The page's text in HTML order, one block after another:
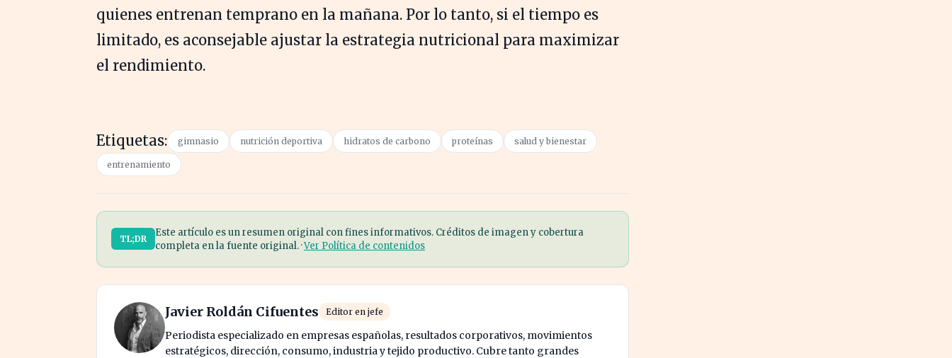
quienes entrenan temprano en la mañana. Por lo tanto, si el tiempo es
limitado, es aconsejable ajustar la estrategia nutricional para maximizar
el rendimiento.
Etiquetas: gimnasio nutrición deportiva hidratos de carbono proteínas salud y bienestar
entrenamiento
TL;DR
Este artículo es un resumen original con fines informativos. Créditos de imagen y cobertura
completa en la fuente original. ·Ver Política de contenidos
Javier Roldán Cifuentes Editor en jefe
Periodista especializado en empresas españolas, resultados corporativos, movimientos
estratégicos, dirección, consumo, industria y tejido productivo. Cubre tanto grandes